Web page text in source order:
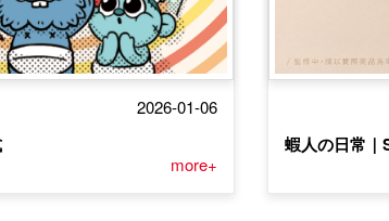
2026-01-06
more+
蝦人の日常